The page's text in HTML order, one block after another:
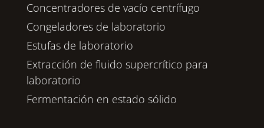
Concentradores de vacío centrífugo
Congeladores de laboratorio
Estufas de laboratorio
Extracción de fluido supercrítico para
laboratorio
Fermentación en estado sólido